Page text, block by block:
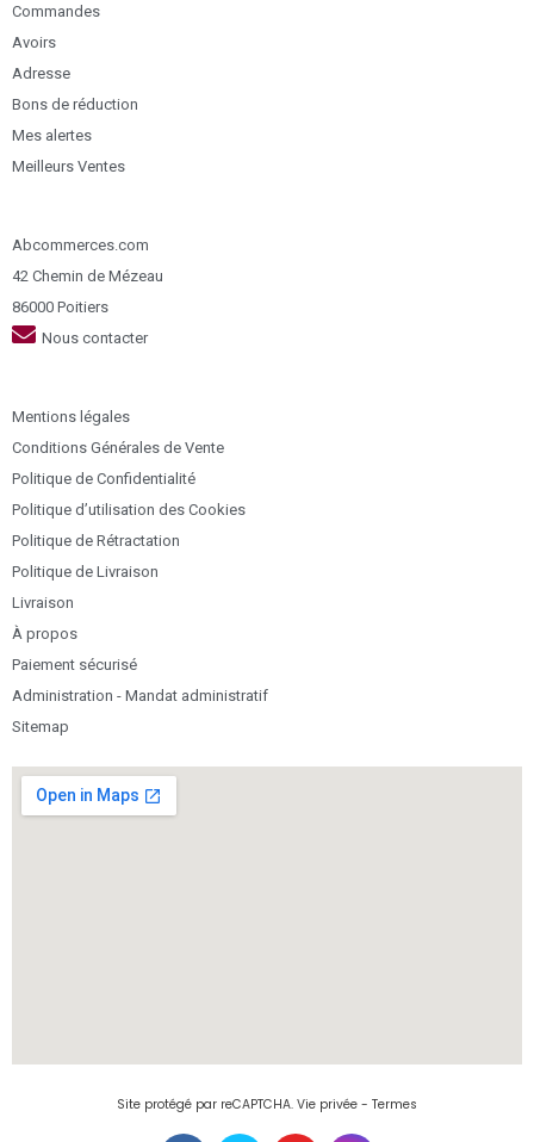
Commandes
Avoirs
Adresse
Bons de réduction
Mes alertes
Meilleurs Ventes
Abcommerces.com
42 Chemin de Mézeau
86000 Poitiers
Nous contacter
Mentions légales
Conditions Générales de Vente
Politique de Confidentialité
Politique d’utilisation des Cookies
Politique de Rétractation
Politique de Livraison
Livraison
À propos
Paiement sécurisé
Administration - Mandat administratif
Sitemap
Site protégé par reCAPTCHA. Vie privée - Termes